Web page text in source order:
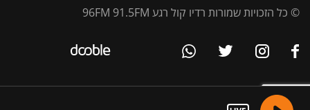
© כל הזכויות שמורות רדיו קול רגע 96FM 91.5FM